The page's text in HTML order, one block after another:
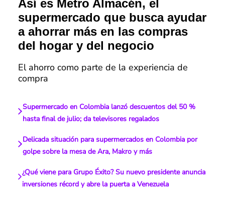
Así es Metro Almacén, el
supermercado que busca ayudar
a ahorrar más en las compras
del hogar y del negocio
El ahorro como parte de la experiencia de
compra
Supermercado en Colombia lanzó descuentos del 50 %
hasta final de julio; da televisores regalados
Delicada situación para supermercados en Colombia por
golpe sobre la mesa de Ara, Makro y más
¿Qué viene para Grupo Éxito? Su nuevo presidente anuncia
inversiones récord y abre la puerta a Venezuela